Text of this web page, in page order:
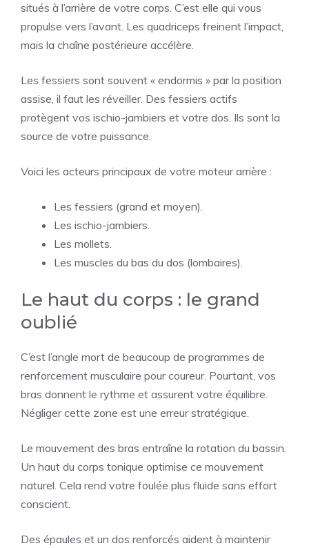
situés à l’arrière de votre corps. C’est elle qui vous
propulse vers l’avant. Les quadriceps freinent l’impact,
mais la chaîne postérieure accélère.
Les fessiers sont souvent « endormis » par la position
assise, il faut les réveiller. Des fessiers actifs
protègent vos ischio-jambiers et votre dos. Ils sont la
source de votre puissance.
Voici les acteurs principaux de votre moteur arrière :
Les fessiers (grand et moyen).
Les ischio-jambiers.
Les mollets.
Les muscles du bas du dos (lombaires).
Le haut du corps : le grand
oublié
C’est l’angle mort de beaucoup de programmes de
renforcement musculaire pour coureur. Pourtant, vos
bras donnent le rythme et assurent votre équilibre.
Négliger cette zone est une erreur stratégique.
Le mouvement des bras entraîne la rotation du bassin.
Un haut du corps tonique optimise ce mouvement
naturel. Cela rend votre foulée plus fluide sans effort
conscient.
Des épaules et un dos renforcés aident à maintenir